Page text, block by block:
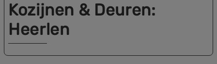
Kozijnen & Deuren:
Heerlen